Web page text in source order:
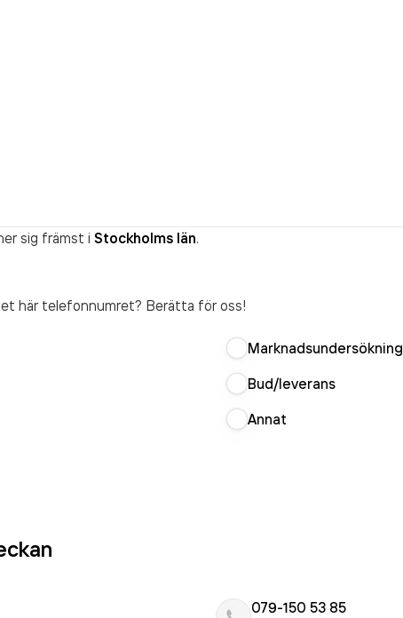
sig främst i Stockholms län.
här telefonnumret? Berätta för oss!
Marknadsundersökning
Bud/leverans
Annat
079-150 53 85